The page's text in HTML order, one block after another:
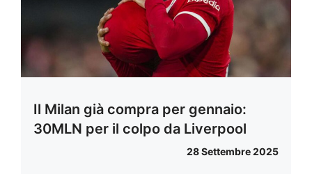
Il Milan già compra per gennaio:
30MLN per il colpo da Liverpool
28 Settembre 2025